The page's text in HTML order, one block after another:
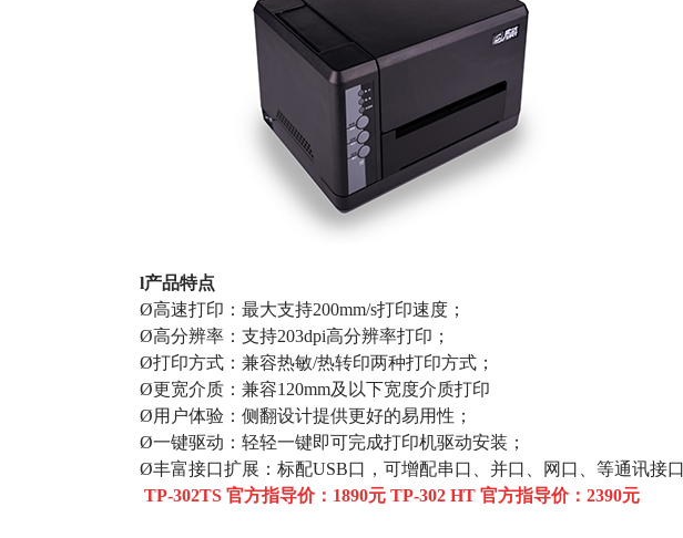
l产品特点
Ø高速打印：最大支持200mm/s打印速度；
Ø高分辨率：支持203dpi高分辨率打印；
Ø打印方式：兼容热敏/热转印两种打印方式；
Ø更宽介质：兼容120mm及以下宽度介质打印
Ø用户体验：侧翻设计提供更好的易用性；
Ø一键驱动：轻轻一键即可完成打印机驱动安装；
Ø丰富接口扩展：标配USB口，可增配串口、并口、网口、等通讯接口
TP-302TS 官方指导价：1890元 TP-302 HT 官方指导价：2390元